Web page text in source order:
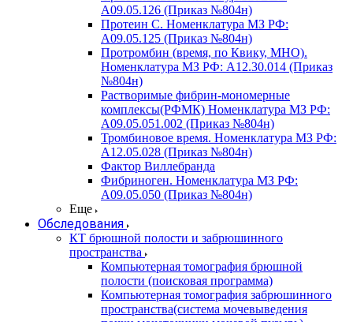
A09.05.126 (Приказ №804н)
Протеин С. Номенклатура МЗ РФ:
A09.05.125 (Приказ №804н)
Протромбин (время, по Квику, МНО).
Номенклатура МЗ РФ: A12.30.014 (Приказ
№804н)
Растворимые фибрин-мономерные
комплексы(РФМК) Номенклатура МЗ РФ:
A09.05.051.002 (Приказ №804н)
Тромбиновое время. Номенклатура МЗ РФ:
A12.05.028 (Приказ №804н)
Фактор Виллебранда
Фибриноген. Номенклатура МЗ РФ:
A09.05.050 (Приказ №804н)
Еще
Обследования
КТ брюшной полости и забрюшинного
пространства
Компьютерная томография брюшной
полости (поисковая программа)
Компьютерная томография забрюшинного
пространства(система мочевыведения